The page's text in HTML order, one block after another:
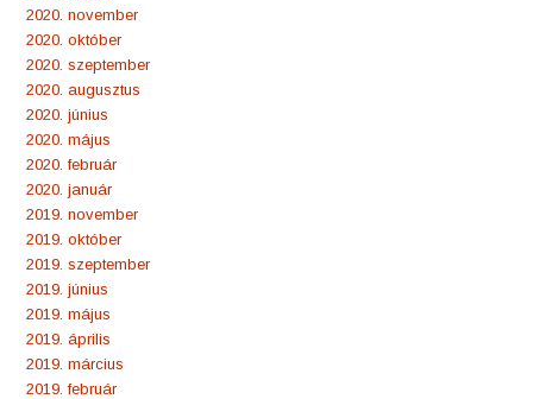
2020. november
2020. október
2020. szeptember
2020. augusztus
2020. június
2020. május
2020. február
2020. január
2019. november
2019. október
2019. szeptember
2019. június
2019. május
2019. április
2019. március
2019. február